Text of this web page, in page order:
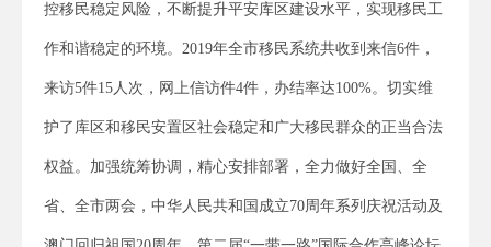
控移民稳定风险，不断提升平安库区建设水平，实现移民工
作和谐稳定的环境。2019年全市移民系统共收到来信6件，
来访5件15人次，网上信访件4件，办结率达100%。切实维
护了库区和移民安置区社会稳定和广大移民群众的正当合法
权益。加强统筹协调，精心安排部署，全力做好全国、全
省、全市两会，中华人民共和国成立70周年系列庆祝活动及